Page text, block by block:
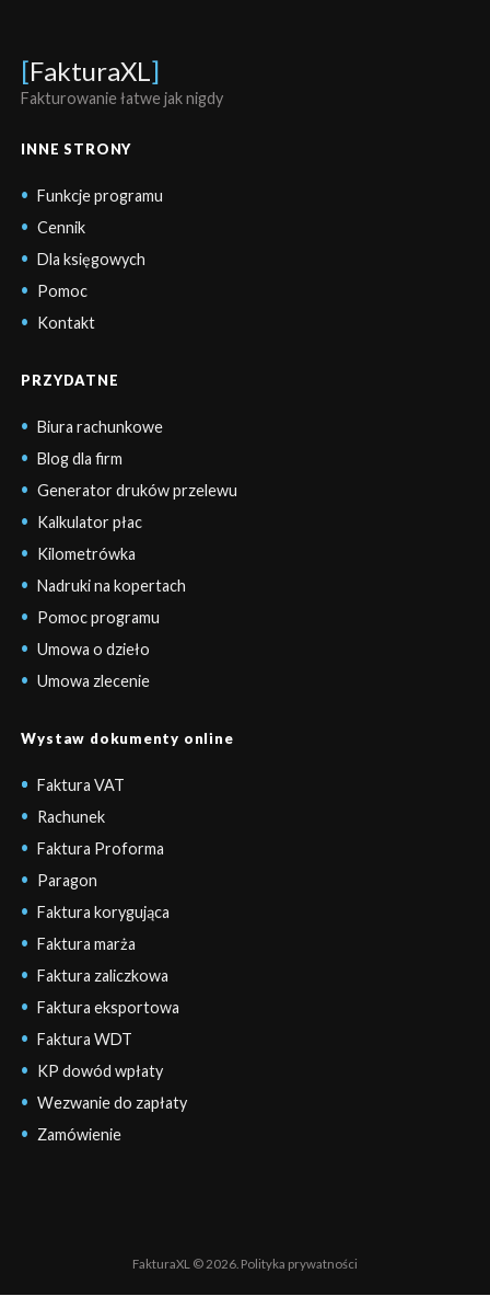
[FakturaXL ]
Fakturowanie łatwe jak nigdy
INNE STRONY
Funkcje programu
Cennik
Dla księgowych
Pomoc
Kontakt
PRZYDATNE
Biura rachunkowe
Blog dla firm
Generator druków przelewu
Kalkulator płac
Kilometrówka
Nadruki na kopertach
Pomoc programu
Umowa o dzieło
Umowa zlecenie
Wystaw dokumenty online
Faktura VAT
Rachunek
Faktura Proforma
Paragon
Faktura korygująca
Faktura marża
Faktura zaliczkowa
Faktura eksportowa
Faktura WDT
KP dowód wpłaty
Wezwanie do zapłaty
Zamówienie
FakturaXL © 2026. Polityka prywatności